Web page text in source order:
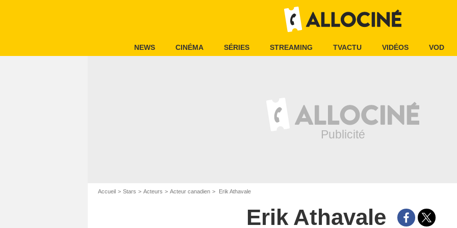
NEWS CINÉMA SÉRIES STREAMING TVACTU VIDÉOS VOD
Accueil Stars Acteurs Acteur canadien Erik Athavale
Erik Athavale